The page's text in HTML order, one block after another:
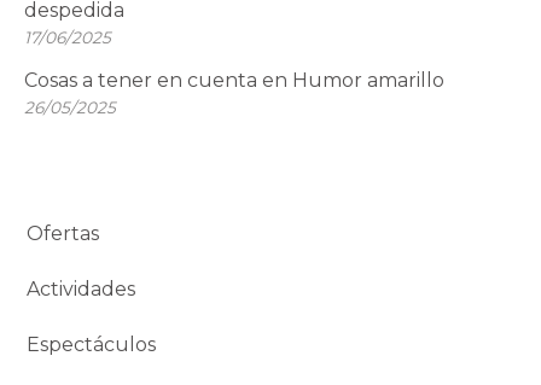
despedida
17/06/2025
Cosas a tener en cuenta en Humor amarillo
26/05/2025
Ofertas
Actividades
Espectáculos